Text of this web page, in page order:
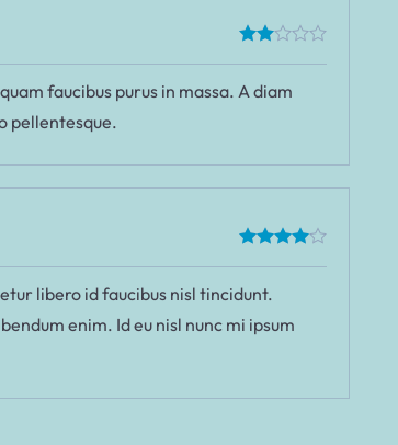
faucibus purus in massa. A diam
pellentesque.
libero id faucibus nisl tincidunt.
enim. Id eu nisl nunc mi ipsum